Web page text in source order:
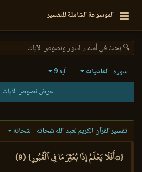
الموسوعة الشاملة للتفسير
🔍 بحث في أسماء السور ونصوص الآيات
سورة العاديات آية 9
عرض نصوص الآيات
تفسير القرآن الكريم لعبد الله شحاته - شحاته
{۞أَفَلَا يَعۡلَمُ إِذَا بُعۡثِرَ مَا فِي ٱلۡقُبُورِ} (9)